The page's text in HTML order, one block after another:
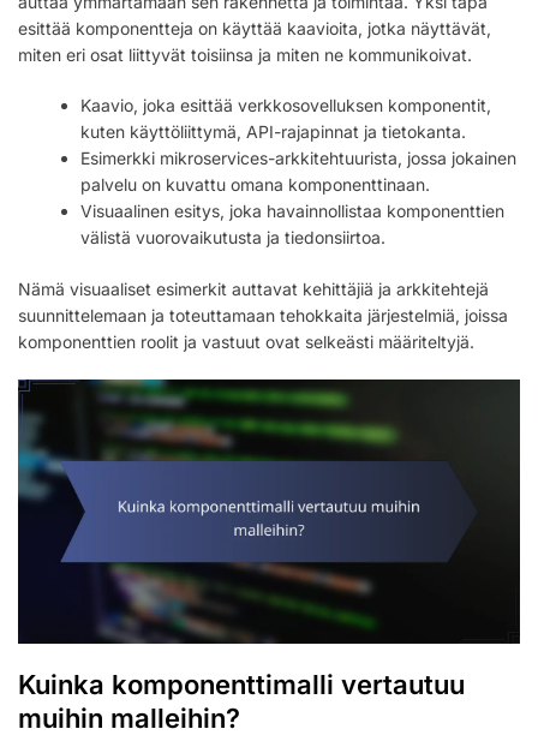
esittää komponentteja on käyttää kaavioita, jotka näyttävät,
miten eri osat liittyvät toisiinsa ja miten ne kommunikoivat.
Kaavio, joka esittää verkkosovelluksen komponentit,
kuten käyttöliittymä, API-rajapinnat ja tietokanta.
Esimerkki mikroservices-arkkitehtuurista, jossa jokainen
palvelu on kuvattu omana komponenttinaan.
Visuaalinen esitys, joka havainnollistaa komponenttien
välistä vuorovaikutusta ja tiedonsiirtoa.
Nämä visuaaliset esimerkit auttavat kehittäjiä ja arkkitehtejä
suunnittelemaan ja toteuttamaan tehokkaita järjestelmiä, joissa
komponenttien roolit ja vastuut ovat selkeästi määriteltyjä.
Kuinka komponenttimalli vertautuu
muihin malleihin?